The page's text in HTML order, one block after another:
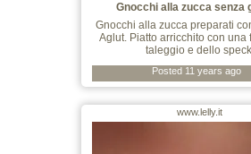
Gnocchi alla zucca senza
Gnocchi alla zucca preparati
Aglut. Piatto arricchito con una
taleggio e dello speck
Posted 11 years ago
www.lelly.it